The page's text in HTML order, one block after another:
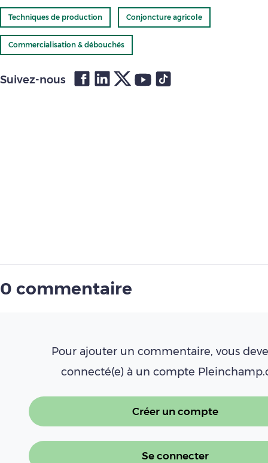
Techniques de production Conjoncture agricole
Commercialisation & débouchés
Suivez-nous
0 commentaire
Pour ajouter un commentaire, vous
connecté(e) à un compte
Créer un compte
Se connecter